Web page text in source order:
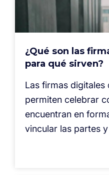
¿Qué son las
para qué sirven?
Las firmas digitales
permiten celebrar
encuentran en
vincular las partes